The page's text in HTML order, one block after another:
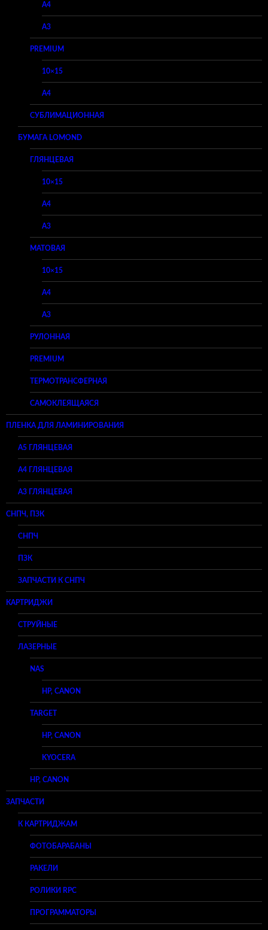
A4
A3
PREMIUM
10×15
A4
СУБЛИМАЦИОННАЯ
БУМАГА LOMOND
ГЛЯНЦЕВАЯ
10×15
A4
A3
МАТОВАЯ
10×15
A4
A3
РУЛОННАЯ
PREMIUM
ТЕРМОТРАНСФЕРНАЯ
САМОКЛЕЯЩАЯСЯ
ПЛЕНКА ДЛЯ ЛАМИНИРОВАНИЯ
A5 ГЛЯНЦЕВАЯ
А4 ГЛЯНЦЕВАЯ
A3 ГЛЯНЦЕВАЯ
СНПЧ, ПЗК
СНПЧ
ПЗК
ЗАПЧАСТИ К СНПЧ
КАРТРИДЖИ
СТРУЙНЫЕ
ЛАЗЕРНЫЕ
NAS
HP, CANON
TARGET
HP, CANON
KYOCERA
HP, CANON
ЗАПЧАСТИ
К КАРТРИДЖАМ
ФОТОБАРАБАНЫ
РАКЕЛИ
РОЛИКИ RPC
ПРОГРАММАТОРЫ